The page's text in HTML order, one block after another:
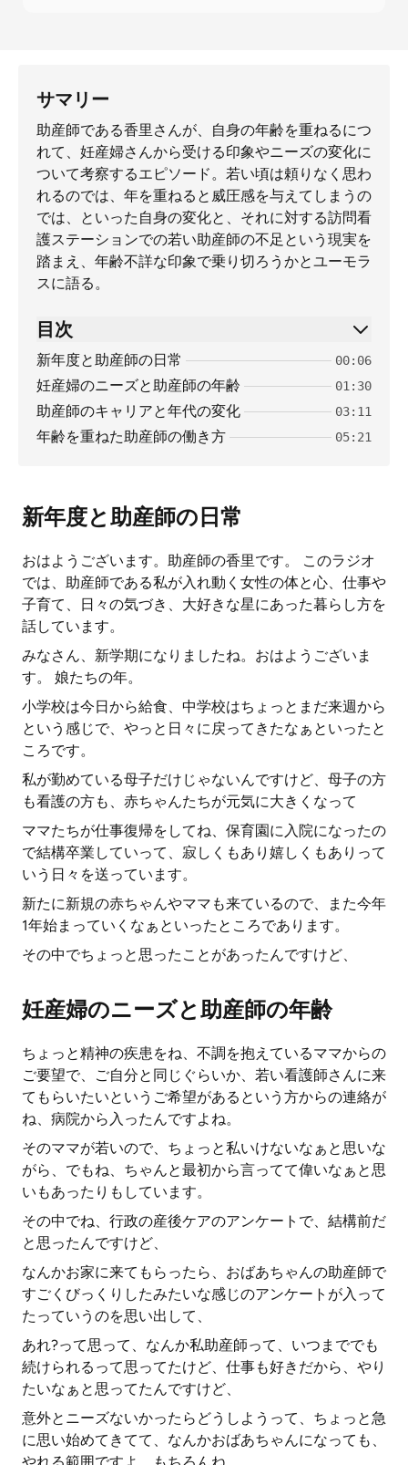
サマリー
助産師である香里さんが、自身の年齢を重ねるにつ
れて、妊産婦さんから受ける印象やニーズの変化に
ついて考察するエピソード。若い頃は頼りなく思わ
れるのでは、年を重ねると威圧感を与えてしまうの
では、といった自身の変化と、それに対する訪問看
護ステーションでの若い助産師の不足という現実を
踏まえ、年齢不詳な印象で乗り切ろうかとユーモラ
スに語る。
目次
新年度と助産師の日常 00:06
妊産婦のニーズと助産師の年齢 01:30
助産師のキャリアと年代の変化 03:11
年齢を重ねた助産師の働き方 05:21
新年度と助産師の日常
おはようございます。助産師の香里です。 このラジオ
では、助産師である私が入れ動く女性の体と心、仕事や
子育て、日々の気づき、大好きな星にあった暮らし方を
話しています。
みなさん、新学期になりましたね。おはようございま
す。 娘たちの年。
小学校は今日から給食、中学校はちょっとまだ来週から
という感じで、やっと日々に戻ってきたなぁといったと
ころです。
私が勤めている母子だけじゃないんですけど、母子の方
も看護の方も、赤ちゃんたちが元気に大きくなって
ママたちが仕事復帰をしてね、保育園に入院になったの
で結構卒業していって、寂しくもあり嬉しくもありって
いう日々を送っています。
新たに新規の赤ちゃんやママも来ているので、また今年
1年始まっていくなぁといったところであります。
その中でちょっと思ったことがあったんですけど、
妊産婦のニーズと助産師の年齢
ちょっと精神の疾患をね、不調を抱えているママからの
ご要望で、ご自分と同じぐらいか、若い看護師さんに来
てもらいたいというご希望があるという方からの連絡が
ね、病院から入ったんですよね。
そのママが若いので、ちょっと私いけないなぁと思いな
がら、でもね、ちゃんと最初から言ってて偉いなぁと思
いもあったりもしています。
その中でね、行政の産後ケアのアンケートで、結構前だ
と思ったんですけど、
なんかお家に来てもらったら、おばあちゃんの助産師で
すごくびっくりしたみたいな感じのアンケートが入って
たっていうのを思い出して、
あれ?って思って、なんか私助産師って、いつまででも
続けられるって思ってたけど、仕事も好きだから、やり
たいなぁと思ってたんですけど、
意外とニーズないかったらどうしようって、ちょっと急
に思い始めてきてて、なんかおばあちゃんになっても、